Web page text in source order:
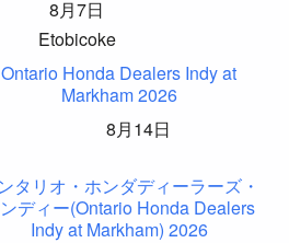
8月7日
Etobicoke
Ontario Honda Dealers Indy at
Markham 2026
8月14日
タリオ・ホンダディーラーズ・
ディー(Ontario Honda Dealers
Indy at Markham) 2026